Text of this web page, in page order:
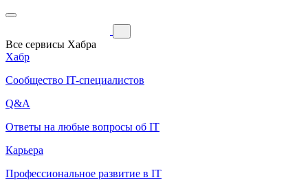
Все сервисы Хабра
Хабр
Сообщество IT-специалистов
Q&A
Ответы на любые вопросы об IT
Карьера
Профессиональное развитие в IT